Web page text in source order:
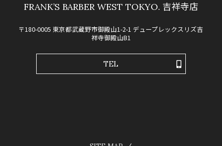
FRANK’S BARBER WEST TOKYO. 吉祥寺店
〒180-0005 東京都武蔵野市御殿山1-2-1 デュープレックスリズ吉
祥寺御殿山B1
TEL